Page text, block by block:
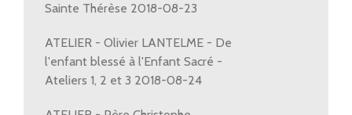
Sainte Thérèse 2018-08-23
ATELIER - Olivier LANTELME - De
l'enfant blessé à l'Enfant Sacré -
Ateliers 1, 2 et 3 2018-08-24